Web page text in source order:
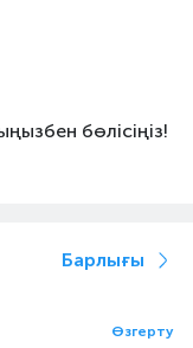
бөлісіңіз!
Барлығы
Өзгерту